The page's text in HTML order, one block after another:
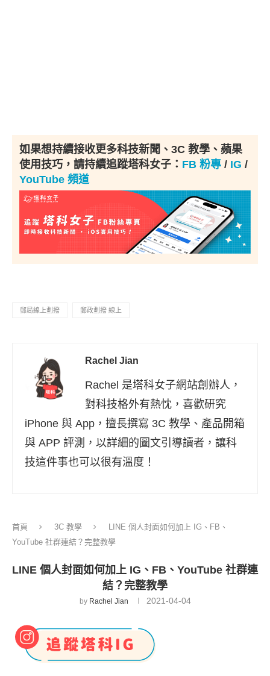
如果想持續接收更多科技新聞、3C 教學、蘋果
使用技巧，請持續追蹤塔科女子： FB 粉專 / IG /
YouTube 頻道
郵局線上劃撥 郵政劃撥 線上
Rachel Jian
Rachel 是塔科女子網站創辦人，
對科技格外有熱忱，喜歡研究
iPhone 與 App，擅長撰寫 3C 教學、產品開箱
與 APP 評測，以詳細的圖文引導讀者，讓科
技這件事也可以很有溫度！
首頁 3C 教學
LINE 個人封面如何加上 IG、FB、
YouTube 社群連結？完整教學
LINE 個人封面如何加上 IG、FB、YouTube 社群連
結？完整教學
by Rachel Jian 2021-04-04